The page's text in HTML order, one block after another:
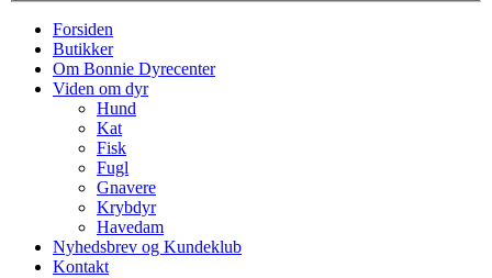
Forsiden
Butikker
Om Bonnie Dyrecenter
Viden om dyr
Hund
Kat
Fisk
Fugl
Gnavere
Krybdyr
Havedam
Nyhedsbrev og Kundeklub
Kontakt